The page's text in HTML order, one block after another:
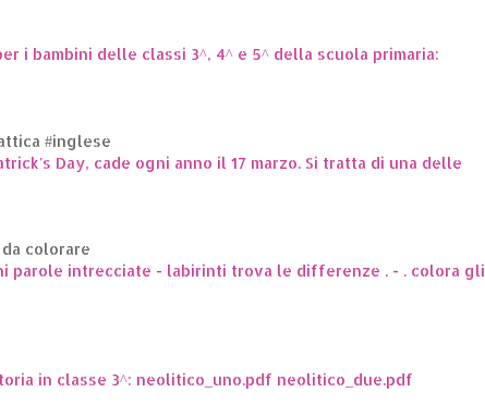
i bambini delle classi 3^, 4^ e 5^ della scuola primaria:
#inglese
Day, cade ogni anno il 17 marzo. Si tratta di una delle
colorare
parole intrecciate - labirinti trova le differenze . - . colora gli
in classe 3^: neolitico_uno.pdf neolitico_due.pdf